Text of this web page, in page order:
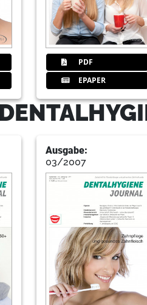
38Pr
44Rr
47
48Dgkz
50
PDF
EPAPER
Ausgabe:
03/2007